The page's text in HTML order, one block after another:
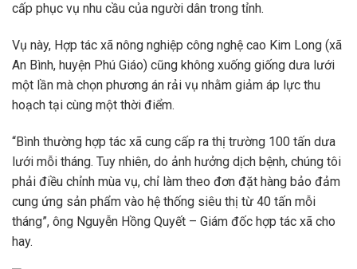
cấp phục vụ nhu cầu của người dân trong tỉnh.
Vụ này, Hợp tác xã nông nghiệp công nghệ cao Kim Long (xã
An Bình, huyện Phú Giáo) cũng không xuống giống dưa lưới
một lần mà chọn phương án rải vụ nhằm giảm áp lực thu
hoạch tại cùng một thời điểm.
“Bình thường hợp tác xã cung cấp ra thị trường 100 tấn dưa
lưới mỗi tháng. Tuy nhiên, do ảnh hưởng dịch bệnh, chúng tôi
phải điều chỉnh mùa vụ, chỉ làm theo đơn đặt hàng bảo đảm
cung ứng sản phẩm vào hệ thống siêu thị từ 40 tấn mỗi
tháng”, ông Nguyễn Hồng Quyết – Giám đốc hợp tác xã cho
hay.